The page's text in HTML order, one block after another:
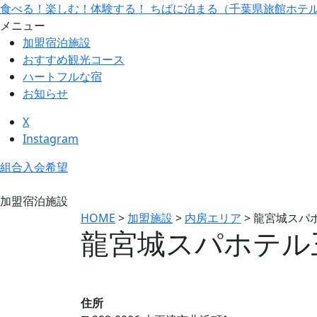
食べる！楽しむ！体験する！ ちばに泊まる（千葉県旅館ホテル
メニュー
加盟宿泊施設
おすすめ観光コース
ハートフルな宿
お知らせ
X
Instagram
組合入会希望
加盟宿泊施設
HOME > 加盟施設 > 内房エリア >龍宮城スパ
龍宮城スパホテル
住所